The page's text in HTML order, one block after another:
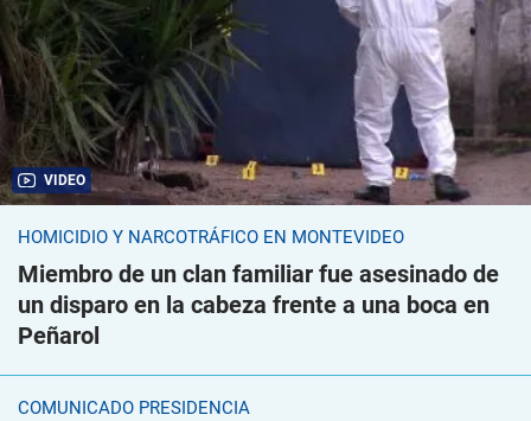
VIDEO
HOMICIDIO Y NARCOTRÁFICO EN MONTEVIDEO
Miembro de un clan familiar fue asesinado de
un disparo en la cabeza frente a una boca en
Peñarol
COMUNICADO PRESIDENCIA